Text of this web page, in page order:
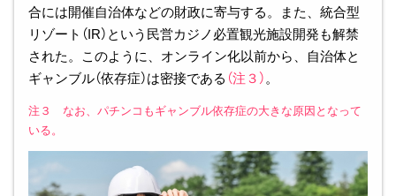
合には開催自治体などの財政に寄与する。また、統合型
リゾート（IR）という民営カジノ必置観光施設開発も解禁
された。このように、オンライン化以前から、自治体と
ギャンブル（依存症）は密接である （注３）。
注３ なお、パチンコもギャンブル依存症の大きな原因となって
いる。